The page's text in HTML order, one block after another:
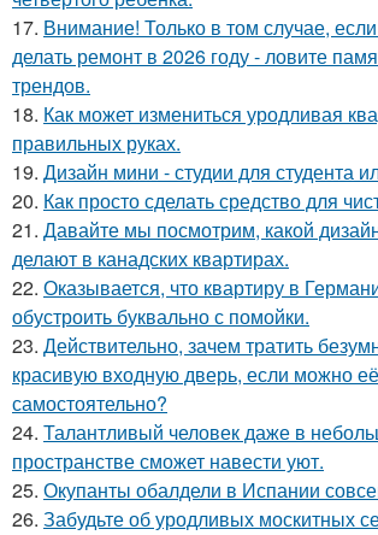
17. Внимание! Только в том случае,
делать ремонт в 2026 году - ловите
трендов.
18. Как может измениться уродливая
правильных руках.
19. Дизайн мини - студии для студента
20. Как просто сделать средство для
21. Давайте мы посмотрим, какой
делают в канадских квартирах.
22. Оказывается, что квартиру в
обустроить буквально с помойки.
23. Действительно, зачем тратить
красивую входную дверь, если можно
самостоятельно?
24. Талантливый человек даже в
пространстве сможет навести уют.
25. Окупанты обалдели в Испании
26. Забудьте об уродливых москитных